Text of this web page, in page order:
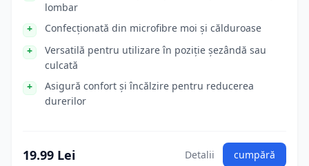
lombar
Confecționată din microfibre moi și călduroase
Versatilă pentru utilizare în poziție șezândă sau
culcată
Asigură confort și încălzire pentru reducerea
durerilor
19.99 Lei Detalii cumpără